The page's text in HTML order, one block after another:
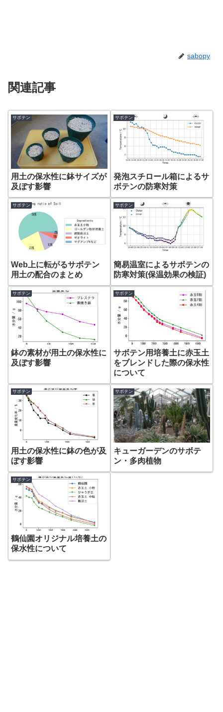
sabopy
関連記事
サボテン
用土の保水性に鉢サイズが
及ぼす影響
サボテン
発泡スチロール箱によるサ
ボテンの防寒対策
サボテン
Web上に転がるサボテン
用土の配合のまとめ
サボテン
簡易温室によるサボテンの
防寒対策(保温効果の検証)
サボテン
鉢の素材が用土の保水性に
及ぼす影響
サボテン
サボテン用培養土に赤玉土
をブレンドした際の保水性
について
サボテン
用土の保水性に鉢の色が及
ぼす影響
サボテン
キューガーデンのサボテ
ン・多肉植物
サボテン
鶴仙園オリジナル培養土の
保水性について